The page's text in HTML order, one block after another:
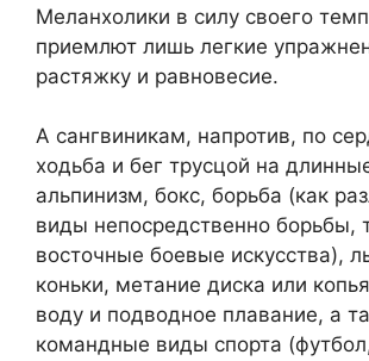
Меланхолики в силу своего
приемлют лишь легкие
растяжку и равновесие.
А сангвиникам, напротив, по
ходьба и бег трусцой на
альпинизм, бокс, борьба (как
виды непосредственно борьбы,
восточные боевые искусства),
коньки, метание диска или
воду и подводное плавание, а
командные виды спорта